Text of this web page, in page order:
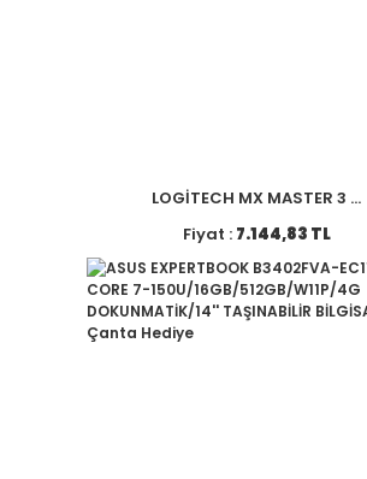
LOGİTECH MX MASTER 3 ...
Fiyat : 7.144,83 TL